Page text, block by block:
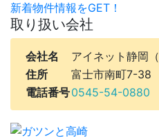
新着物件情報をGET！
取り扱い会社
会社名 アイネット静岡（
住所
富士市南町7-38
電話番号0545-54-0880